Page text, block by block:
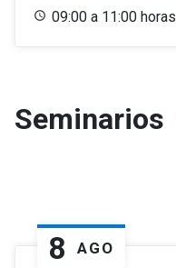
09:00 a 11:00 horas
Seminarios
8 AGO